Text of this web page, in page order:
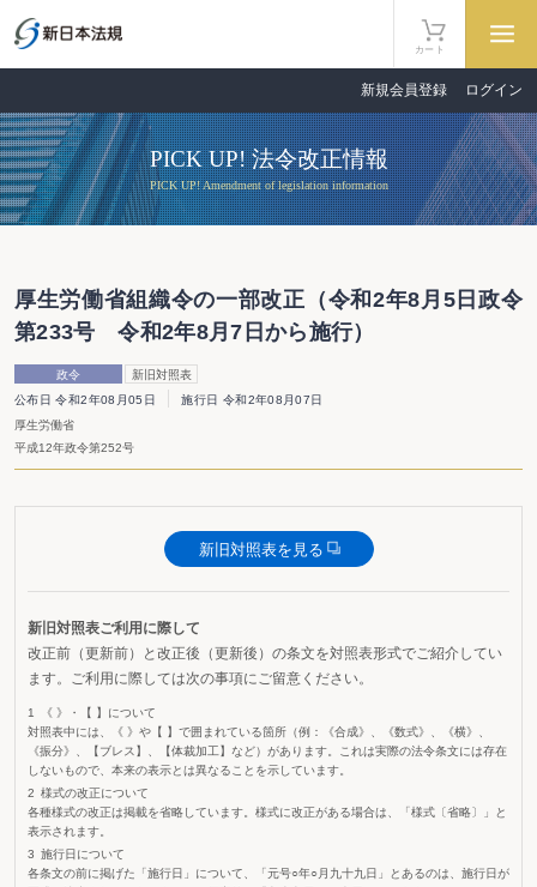
カート
新規会員登録 ログイン
PICK UP! 法令改正情報
PICK UP! Amendment of legislation information
厚生労働省組織令の一部改正（令和2年8月5日政令
第233号 令和2年8月7日から施行）
政令
新旧対照表
公布日 令和2年08月05日
施行日 令和2年08月07日
厚生労働省
平成12年政令第252号
新旧対照表を見る
新旧対照表ご利用に際して
改正前（更新前）と改正後（更新後）の条文を対照表形式でご紹介してい
ます。ご利用に際しては次の事項にご留意ください。
《 》・【 】について
対照表中には、《 》や【 】で囲まれている箇所（例：《合成》、《数式》、《横》、
《振分》、【ブレス】、【体裁加工】など）があります。これは実際の法令条文には存在
しないもので、本来の表示とは異なることを示しています。
様式の改正について
各種様式の改正は掲載を省略しています。様式に改正がある場合は、「様式〔省略〕」と
表示されます。
施行日について
各条文の前に掲げた「施行日」について、「元号○年○月九十九日」とあるのは、施行日が